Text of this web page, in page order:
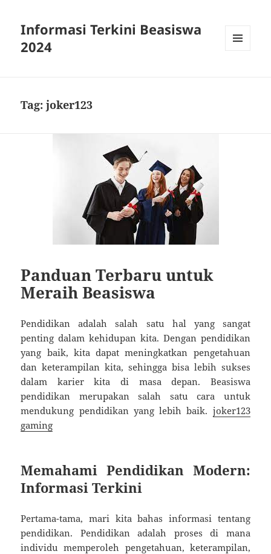
Informasi Terkini Beasiswa
2024
Tag:joker123
Panduan Terbaru untuk
Meraih Beasiswa
Pendidikan adalah salah satu hal yang sangat
penting dalam kehidupan kita. Dengan pendidikan
yang baik, kita dapat meningkatkan pengetahuan
dan keterampilan kita, sehingga bisa lebih sukses
dalam karier kita di masa depan. Beasiswa
pendidikan merupakan salah satu cara untuk
mendukung pendidikan yang lebih baik. joker123
gaming
Memahami Pendidikan Modern:
Informasi Terkini
Pertama-tama, mari kita bahas informasi tentang
pendidikan. Pendidikan adalah proses di mana
individu memperoleh pengetahuan, keterampilan,